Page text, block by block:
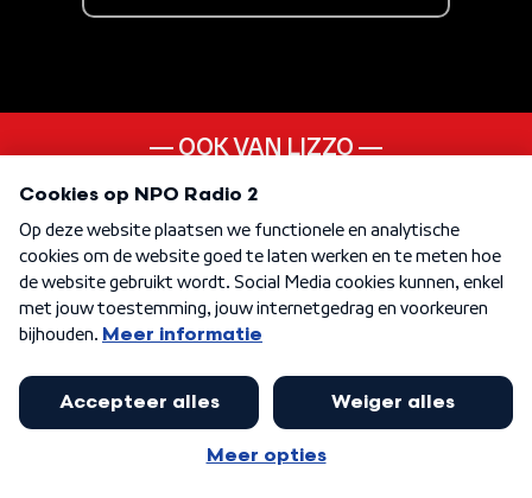
OOK VAN LIZZO
Good As Hell
ANDER LIEDJE UIT DE
20s
KEN JE DEZE NOG
Ain't That A Bitch